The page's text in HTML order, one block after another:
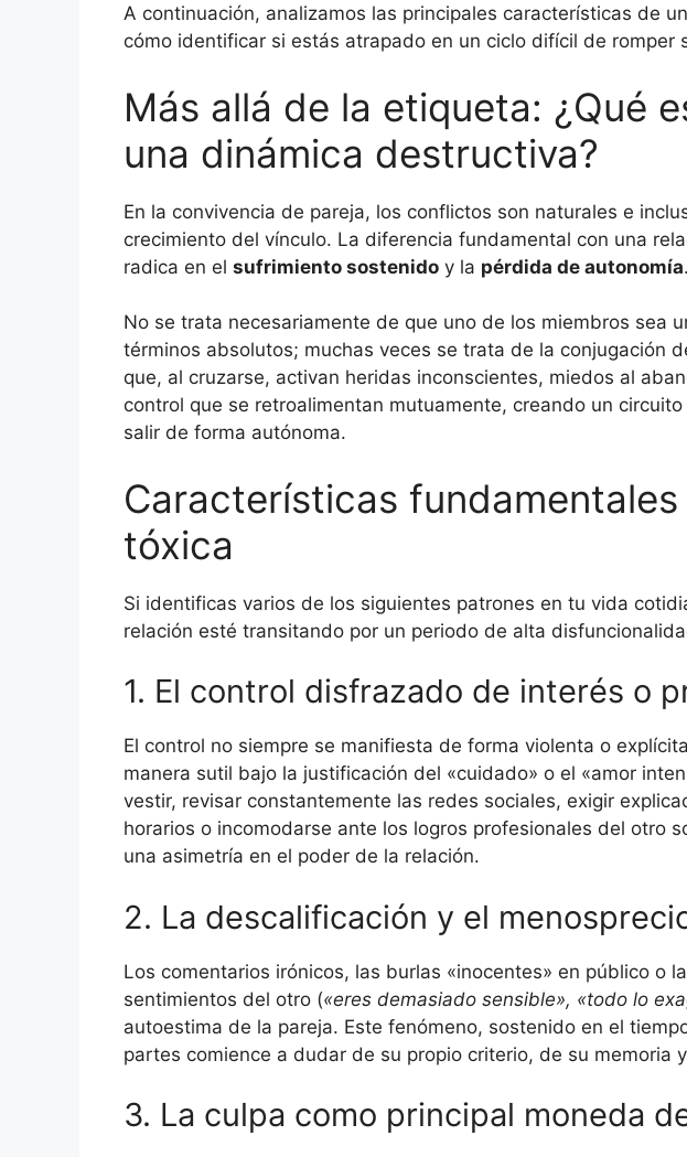
A continuación, analizamos las principales características de
cómo identificar si estás atrapado en un ciclo difícil de romper
Más allá de la etiqueta: ¿Qué
una dinámica destructiva?
En la convivencia de pareja, los conflictos son naturales e
crecimiento del vínculo. La diferencia fundamental con una
radica en el sufrimiento sostenido y la pérdida de autonomía.
No se trata necesariamente de que uno de los miembros sea
términos absolutos; muchas veces se trata de la conjugación
que, al cruzarse, activan heridas inconscientes, miedos al
control que se retroalimentan mutuamente, creando un
salir de forma autónoma.
Características fundamentales
tóxica
Si identificas varios de los siguientes patrones en tu vida
relación esté transitando por un periodo de alta
1. El control disfrazado de interés o
El control no siempre se manifiesta de forma violenta o
manera sutil bajo la justificación del «cuidado» o el «amor
vestir, revisar constantemente las redes sociales, exigir
horarios o incomodarse ante los logros profesionales del otro
una asimetría en el poder de la relación.
2. La descalificación y el
Los comentarios irónicos, las burlas «inocentes» en público o
sentimientos del otro («eres demasiado sensible», «todo lo
autoestima de la pareja. Este fenómeno, sostenido en el
partes comience a dudar de su propio criterio, de su memoria
3. La culpa como principal moneda